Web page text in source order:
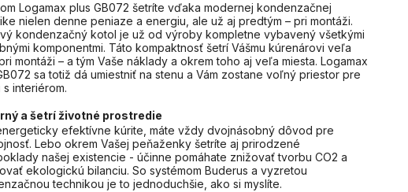
Logamax plus GB072 šetríte vďaka modernej kondenzačnej
nielen denne peniaze a energiu, ale už aj predtým – pri montáži.
kondenzačný kotol je už od výroby kompletne vybavený všetkými
komponentmi. Táto kompaktnosť šetrí Vášmu kúrenárovi veľa
montáži – a tým Vaše náklady a okrem toho aj veľa miesta. Logamax
sa totiž dá umiestniť na stenu a Vám zostane voľný priestor pre
s interiérom.
a šetrí životné prostredie
efektívne kúrite, máte vždy dvojnásobný dôvod pre
Lebo okrem Vašej peňaženky šetríte aj prirodzené
našej existencie - účinne pomáhate znižovať tvorbu CO2 a
ekologickú bilanciu. So systémom Buderus a vyzretou
technikou je to jednoduchšie, ako si myslíte.